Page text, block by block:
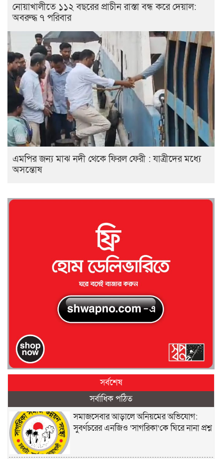
নোয়াখালীতে ১১২ বছরের প্রাচীন রাস্তা বন্ধ করে দেয়াল:
অবরুদ্ধ ৭ পরিবার
এমপির জন্য মাঝ নদী থেকে ফিরল ফেরী : যাত্রীদের মধ্যে
অসন্তোষ
সর্বশেষ
সর্বাধিক পঠিত
সমাজসেবার আড়ালে অনিয়মের অভিযোগ:
সুবর্ণচরের এনজিও ‘সাগরিকা’কে ঘিরে নানা প্রশ্ন